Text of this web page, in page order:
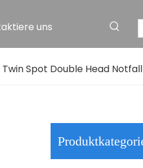
uns
Spot Double Head